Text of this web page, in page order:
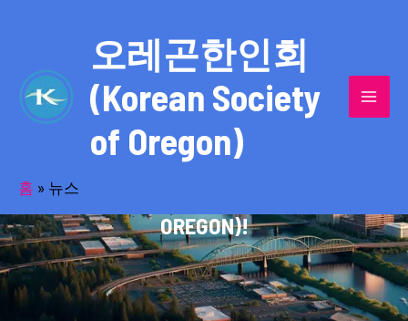
오레곤한인회
(Korean Society
of Oregon)
홈 » 뉴스
반세기의 세월을 품고 동포사회를 섬겨온
오레곤한인회(KOREAN SOCIETY OF
OREGON)!